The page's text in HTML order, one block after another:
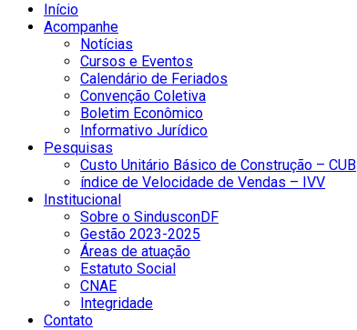
Início
Acompanhe
Notícias
Cursos e Eventos
Calendário de Feriados
Convenção Coletiva
Boletim Econômico
Informativo Jurídico
Pesquisas
Custo Unitário Básico de Construção – CUB
índice de Velocidade de Vendas – IVV
Institucional
Sobre o SindusconDF
Gestão 2023-2025
Áreas de atuação
Estatuto Social
CNAE
Integridade
Contato